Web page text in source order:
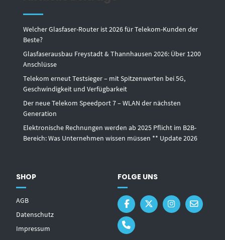
Welcher Glasfaser-Router ist 2026 für Telekom-Kunden der
Beste?
Glasfaserausbau Freystadt & Thannhausen 2026: Über 1200
Anschlüsse
Telekom erneut Testsieger – mit Spitzenwerten bei 5G,
Geschwindigkeit und Verfügbarkeit
Der neue Telekom Speedport 7 – WLAN der nächsten
Generation
Elektronische Rechnungen werden ab 2025 Pflicht im B2B-
Bereich: Was Unternehmen wissen müssen ** Update 2026
SHOP
AGB
Datenschutz
Impressum
FOLGE UNS